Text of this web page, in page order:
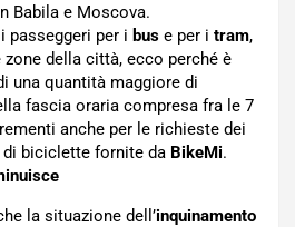
Babila e Moscova.
passeggeri per i bus e per i tram,
della città, ecco perché è
una quantità maggiore di
fascia oraria compresa fra le 7
anche per le richieste dei
di biciclette fornite da BikeMi.
la situazione dell’inquinamento